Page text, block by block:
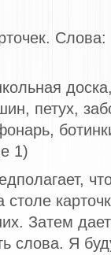
петух,
1)
Затем
слова. Я